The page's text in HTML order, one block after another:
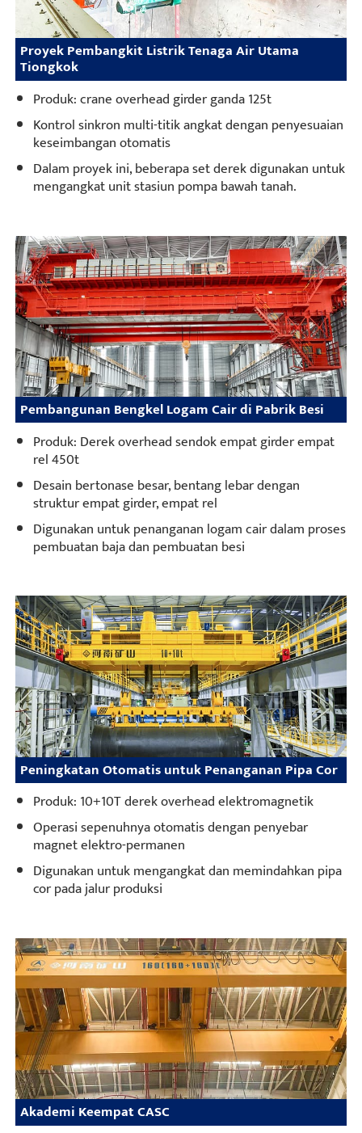
Proyek Pembangkit Listrik Tenaga Air Utama
Tiongkok
Produk: crane overhead girder ganda 125t
Kontrol sinkron multi-titik angkat dengan penyesuaian
keseimbangan otomatis
Dalam proyek ini, beberapa set derek digunakan untuk
mengangkat unit stasiun pompa bawah tanah.
Pembangunan Bengkel Logam Cair di Pabrik Besi
Produk: Derek overhead sendok empat girder empat
rel 450t
Desain bertonase besar, bentang lebar dengan
struktur empat girder, empat rel
Digunakan untuk penanganan logam cair dalam proses
pembuatan baja dan pembuatan besi
Peningkatan Otomatis untuk Penanganan Pipa Cor
Produk: 10+10T derek overhead elektromagnetik
Operasi sepenuhnya otomatis dengan penyebar
magnet elektro-permanen
Digunakan untuk mengangkat dan memindahkan pipa
cor pada jalur produksi
Akademi Keempat CASC